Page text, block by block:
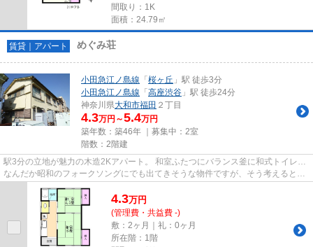
間取り：1K
面積：24.79㎡
賃貸｜アパート めぐみ荘
小田急江ノ島線 「 桜ヶ丘 」駅 徒歩3分
小田急江ノ島線 「 高座渋谷 」駅 徒歩24分
神奈川県大和市福田 ２丁目
4.3万円～5.4万円
築年数：築46年 ｜募集中： 2室
階数：2階建
駅3分の立地が魅力の木造2Kアパート。 和室ふたつにバランス釜に和式トイレ…
なんだか昭和のフォークソングにでも出てきそうな物件ですが、そう考えると味
があるようにも感じますね。 ...
4.3万円
(管理費・共益費 -)
敷：2ヶ月｜礼：0ヶ月
所在階：1階